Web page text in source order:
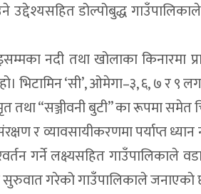
उद्देश्यसहित डोल्पोबुद्ध
नदी तथा खोलाका किनारमा
भिटामिन ‘सी’, ओमेगा–३, ६, ७ र ९
“सञ्जीवनी बुटी” का रूपमा समेत
र व्यावसायीकरणमा पर्याप्त ध्यान
गर्ने लक्ष्यसहित गाउँपालिकाले
सुरुवात गरेको गाउँपालिकाले जनाएकाे